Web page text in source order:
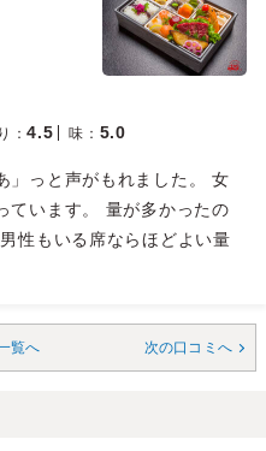
：4.5 味 ： 5.0
」っと声がもれました。 女
ています。 量が多かったの
性もいる席ならほどよい量
覧へ 次の口コミへ